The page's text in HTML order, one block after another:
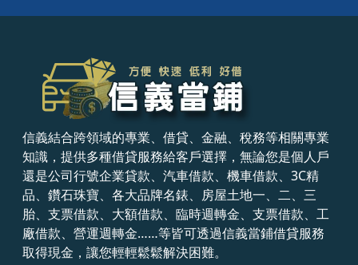
信義結合跨領域的專業、借貸、金融、稅務等相關專業
知識，提供多種借貸服務給客戶選擇，無論您是個人戶
還是公司行號企業貸款、汽車借款、機車借款、3C精
品、鑽石珠寶、各大品牌名錶、房屋土地一、二、三
胎、支票借款、大額借款、臨時週轉金、支票借款、工
廠借款、營運週轉金……等皆可透過信義當鋪借貸服務
取得現金，讓您輕輕鬆鬆解決困難。